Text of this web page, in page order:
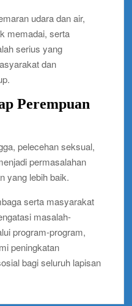
udara dan air,
memadai, serta
serius yang
dan
Perempuan
pelecehan seksual,
permasalahan
yang lebih baik.
serta masyarakat
masalah-
program-program,
peningkatan
bagi seluruh lapisan